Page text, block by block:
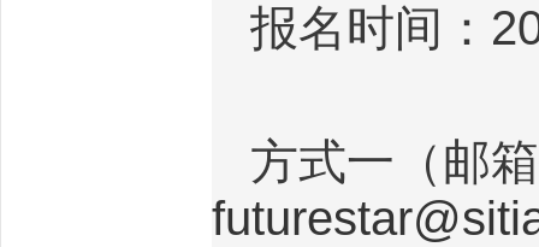
报名时间：
方式一（邮